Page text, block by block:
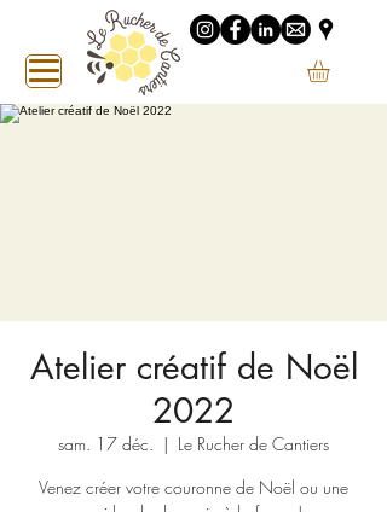
Atelier créatif de Noël
2022
sam. 17 déc.
  |
Le Rucher de Cantiers
Venez créer votre couronne de Noël ou une